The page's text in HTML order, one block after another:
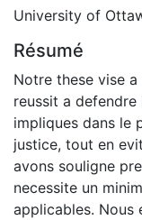
University of
Résumé
Notre these vise
reussit a
impliques dans le
justice, tout en
avons souligne
necessite un
applicables. Nous